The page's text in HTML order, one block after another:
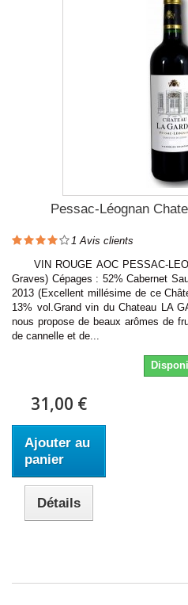
Pessac-Léognan
1 Avis clients
VIN ROUGE AOC PESSAC-
Graves) Cépages : 52% Cabernet
2013 (Excellent millésime de ce
13% vol.Grand vin du Chateau LA
nous propose de beaux arômes de
de cannelle et de...
31,00 €
Ajouter au
panier
Détails